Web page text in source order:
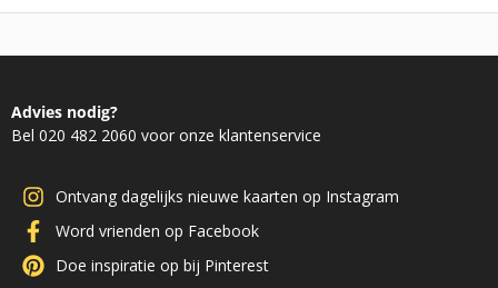
Advies nodig?
Bel 020 482 2060 voor onze klantenservice
Ontvang dagelijks nieuwe kaarten op Instagram
Word vrienden op Facebook
Doe inspiratie op bij Pinterest